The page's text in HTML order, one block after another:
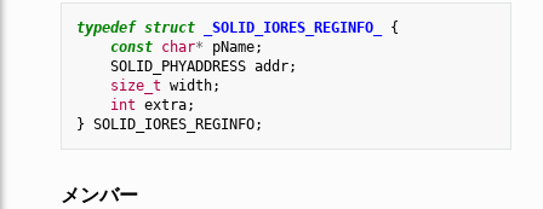
typedef struct _SOLID_IORES_REGINFO_
{
const char* pName;
SOLID_PHYADDRESS addr;
size_t width;
int extra;
} SOLID_IORES_REGINFO;
メンバー